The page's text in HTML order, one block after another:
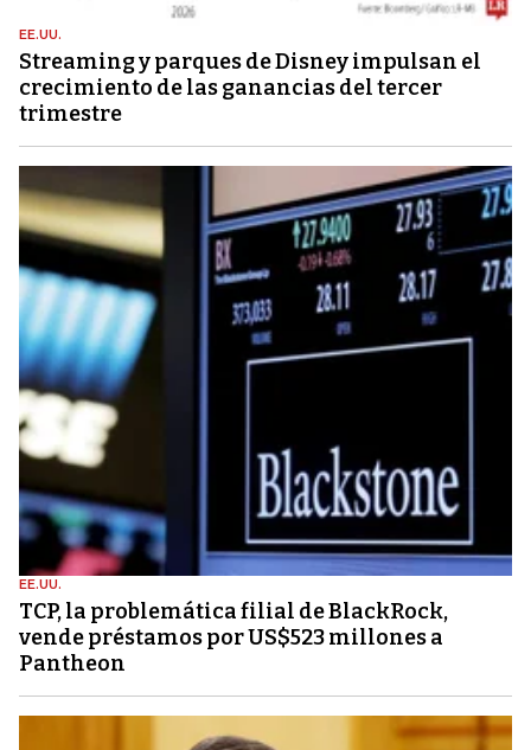
EE.UU.
Streaming y parques de Disney impulsan el
crecimiento de las ganancias del tercer
trimestre
EE.UU.
TCP, la problemática filial de BlackRock,
vende préstamos por US$523 millones a
Pantheon